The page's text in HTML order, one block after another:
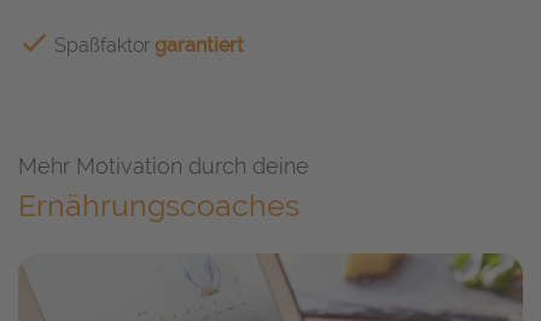
Spaßfaktor garantiert
Mehr Motivation durch deine
Ernährungscoaches